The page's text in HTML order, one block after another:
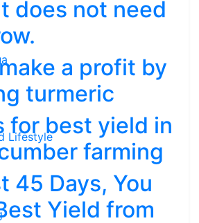
Lifestyle
does not need
a profit by
turmeric
for best yield in
farming
45 Days, You
Yield from